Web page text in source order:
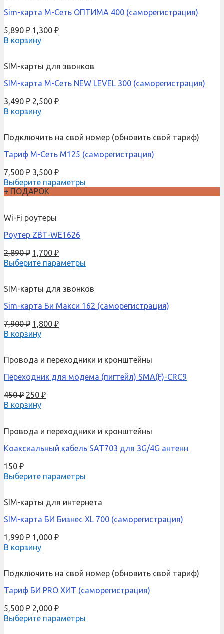
Sim-карта М-Сеть ОПТИМА 400 (саморегистрация)
5,890₽ 1,300 ₽
В корзину
SIM-карты для звонков
SIM-карта М-Сеть NEW LEVEL 300 (саморегистрация)
3,490₽ 2,500 ₽
В корзину
Подключить на свой номер (обновить свой тариф)
Тариф М-Сеть M125 (саморегистрация)
7,500₽ 3,500 ₽
Выберите параметры
+ ПОДАРОК
Wi-Fi роутеры
Роутер ZBT-WE1626
2,890₽ 1,700 ₽
Выберите параметры
SIM-карты для звонков
Sim-карта Би Макси 162 (саморегистрация)
7,900₽ 1,800 ₽
В корзину
Провода и переходники и кронштейны
Переходник для модема (пигтейл) SMA(F)-CRC9
450₽ 250 ₽
В корзину
Провода и переходники и кронштейны
Коаксиальный кабель SAT703 для 3G/4G антенн
150 ₽
Выберите параметры
SIM-карты для интернета
SIM-карта БИ Бизнес XL 700 (саморегистрация)
1,990₽ 1,000 ₽
В корзину
Подключить на свой номер (обновить свой тариф)
Тариф БИ PRO ХИТ (саморегистрация)
5,500₽ 2,000 ₽
Выберите параметры